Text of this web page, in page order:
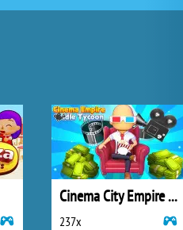
Cinema City Empire Idle Tycoon
237x